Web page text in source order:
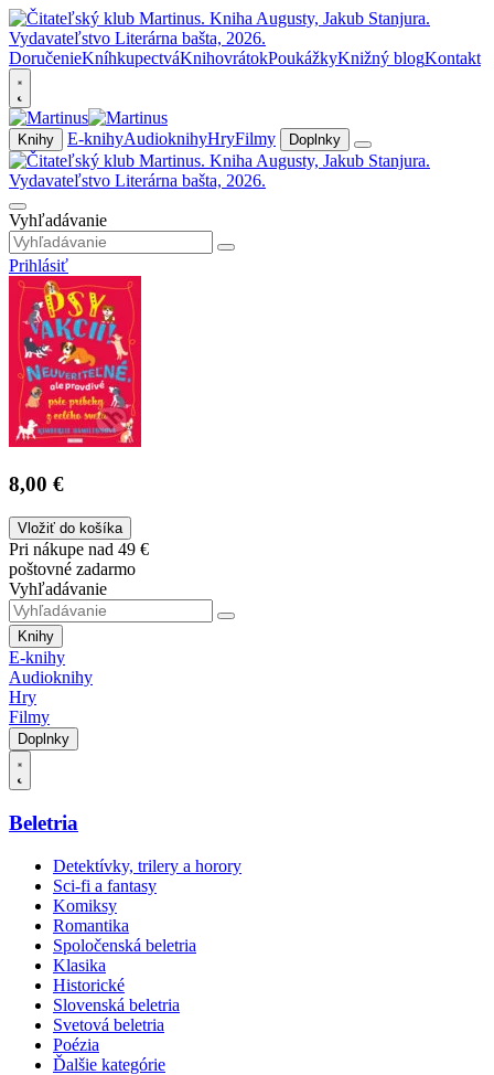
DoručenieKníhkupectváKnihovrátokPoukážkyKnižný blogKontakt
Knihy E-knihyAudioknihyHryFilmy Doplnky
Vyhľadávanie
Prihlásiť
8,00 €
Vložiť do košíka
Pri nákupe nad 49 €
poštovné zadarmo
Vyhľadávanie
Knihy
E-knihy
Audioknihy
Hry
Filmy
Doplnky
Beletria
Detektívky, trilery a horory
Sci-fi a fantasy
Komiksy
Romantika
Spoločenská beletria
Klasika
Historické
Slovenská beletria
Svetová beletria
Poézia
Ďalšie kategórie